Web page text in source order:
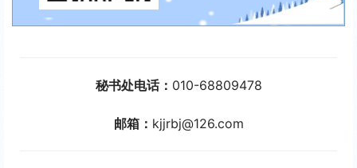
秘书处电话： 010-68809478
邮箱： kjjrbj@126.com